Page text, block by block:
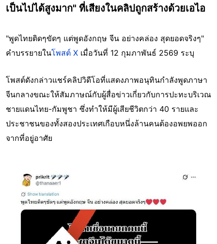
เป็นไปได้สูงมาก" ที่เสียงในคลิปถูกสร้างด้วยเอไอ
"พูดไทยติดๆขัดๆ แต่พูดอังกฤษ จีน อย่างคล่อง สุดยอดจริงๆ"
คำบรรยายในโพสต์ X เมื่อวันที่ 12 กุมภาพันธ์ 2569 ระบุ
โพสต์ดังกล่าวแชร์คลิปวิดีโอที่แสดงภาพอนุทินกำลังพูดภาษา
จีนกลางขณะให้สัมภาษณ์กับผู้สื่อข่าวเกี่ยวกับการปะทะบริเวณ
ชายแดนไทย-กัมพูชา ซึ่งทำให้มีผู้เสียชีวิตกว่า 40 รายและ
ประชาชนของทั้งสองประเทศเกือบหนึ่งล้านคนต้องอพยพออก
จากที่อยู่อาศัย
Image